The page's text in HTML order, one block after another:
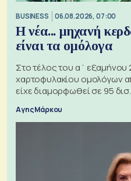
BUSINESS 06.08.2026, 07:00
Η νέα... μηχανή
είναι τα ομόλογα
Στο τέλος του α΄ εξαμήνου
χαρτοφυλακίου ομολόγων
είχε διαμορφωθεί σε 95
Αγης Μάρκου